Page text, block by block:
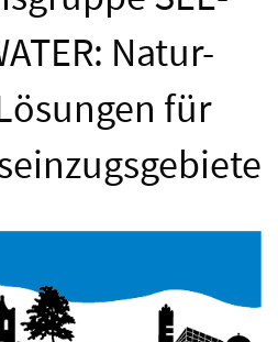
Natur-
für